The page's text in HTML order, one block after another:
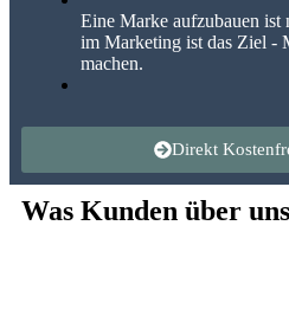
Eine Marke aufzubauen
im Marketing ist das Ziel -
machen.
Direkt
Was Kunden über